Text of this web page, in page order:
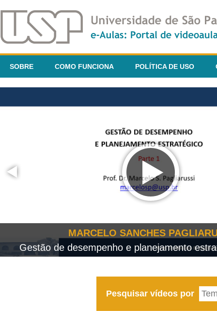
SOBRE COMO FUNCIONA POLÍTICA DE USO
MARCELO SANCHES
Gestão de desempenho e planejamento
Pesquisar vídeos por